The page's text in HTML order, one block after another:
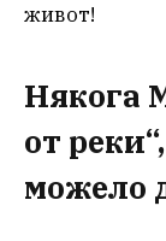
живот!
Някога
от
можело